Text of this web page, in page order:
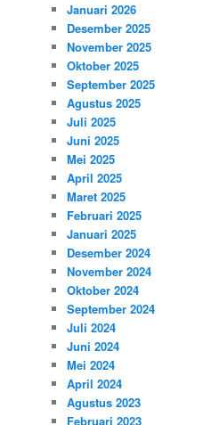
Januari 2026
Desember 2025
November 2025
Oktober 2025
September 2025
Agustus 2025
Juli 2025
Juni 2025
Mei 2025
April 2025
Maret 2025
Februari 2025
Januari 2025
Desember 2024
November 2024
Oktober 2024
September 2024
Juli 2024
Juni 2024
Mei 2024
April 2024
Agustus 2023
Februari 2023